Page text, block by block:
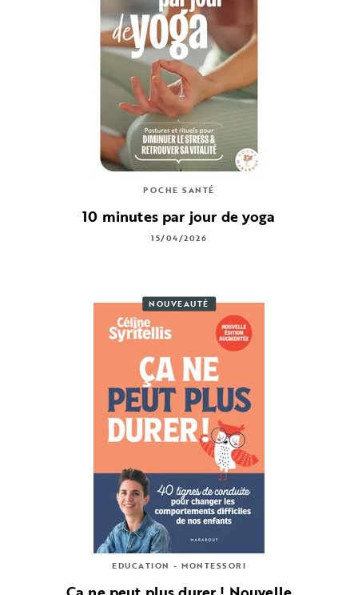
POCHE SANTÉ
10 minutes par jour de yoga
15/04/2026
NOUVEAUTÉ
EDUCATION - MONTESSORI